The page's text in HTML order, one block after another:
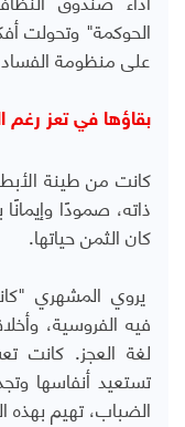
الحوكمة" وتحولت
على منظومة
بقاؤها في تعز رغم
كانت من طينة
ذاته، صمودًا
كان الثمن حياتها.
يروي المشهري
فيه الفروسية،
لغة العجز. كانت
تستعيد أنفاسها
الضباب، تهيم بهذه